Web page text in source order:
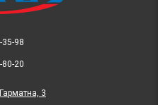
35-98
80-20
3